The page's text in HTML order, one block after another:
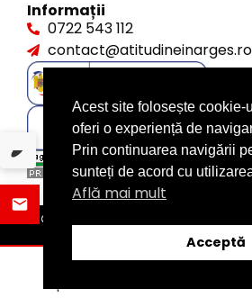
Informații
0722 543 112
contact@atitudineinarges.ro
©2026 Atitudine în Argeș. Toate
design byXITE.ro
Acest site folosește cookie-
oferi o experiență de
Prin continuarea navigării
sunteți de acord cu
Află mai mult
Acceptă